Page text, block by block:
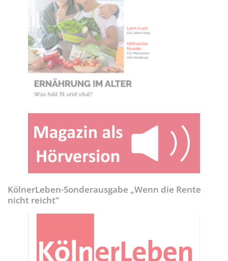
KölnerLeben-Sonderausgabe „Wenn die Rente
nicht reicht“